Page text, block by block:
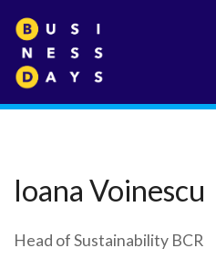
Ioana Voinescu
Head of Sustainability BCR